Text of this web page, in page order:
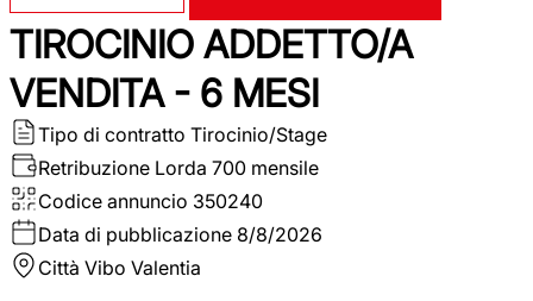
TIROCINIO ADDETTO/A
VENDITA - 6 MESI
Tipo di contratto Tirocinio/Stage
Retribuzione Lorda 700 mensile
Codice annuncio 350240
Data di pubblicazione 8/8/2026
Città Vibo Valentia